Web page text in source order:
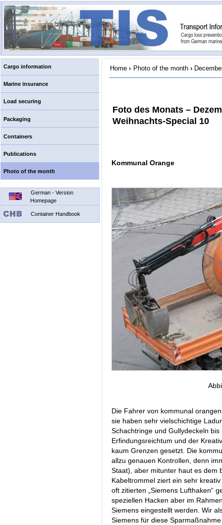
Cargo information
Marine insurance
Load securing
Packaging
Containers
Publications
Photo of the month
German - Version
Homepage
Container Handbook
Home › Photo of the month ›
Foto des Monats –
Weihnachts-Special 10
Kommunal Orange
Die Fahrer von kommunal
sie haben sehr vielschichtige
Schachtringe und Gullydeckeln
Erfindungsreichtum und der
kaum Grenzen gesetzt. Die
allzu genauen Kontrollen, denn
Staat), aber mitunter haut es dem
Kabeltrommel ziert ein sehr
oft zitierten „Siemens Lufthaken“
speziellen Hacken aber im
Siemens eingestellt werden. Wir
Siemens für diese